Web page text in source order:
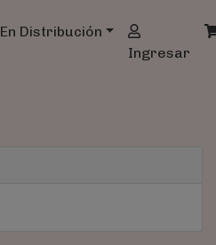
En Distribución
Ingresar